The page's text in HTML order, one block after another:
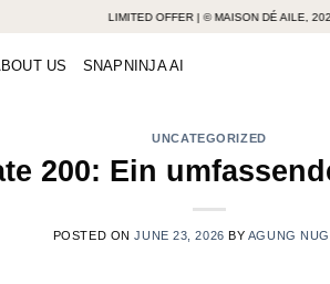
LIMITED OFFER | © MAISON DÉ AILE, 2025
US SNAPNINJA AI
UNCATEGORIZED
200: Ein
POSTED ONJUNE 23, 2026 BY AGUNG